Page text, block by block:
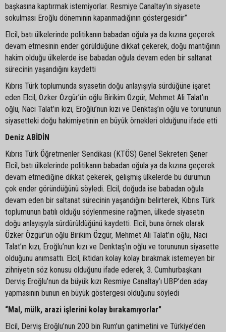
başkasına kaptırmak istemiyorlar. Resmiye Canaltay’ın siyasete
sokulması Eroğlu döneminin kapanmadığının göstergesidir”
Elcil, batı ülkelerinde politikanın babadan oğula ya da kızına geçerek
devam etmesinin ender görüldüğüne dikkat çekerek, doğu mantığının
hakim olduğu ülkelerde ise babadan oğula devam eden bir saltanat
sürecinin yaşandığını kaydetti
Kıbrıs Türk toplumunda siyasetin doğu anlayışıyla sürdüğüne işaret
eden Elcil, Özker Özgür’ün oğlu Birikim Özgür, Mehmet Ali Talat’ın
oğlu, Naci Talat’ın kızı, Eroğlu’nun kızı ve Denktaş’ın oğlu ve torununun
siyasetteki doğu hakimiyetinin en büyük örnekleri olduğunu ifade etti
Deniz ABİDİN
Kıbrıs Türk Öğretmenler Sendikası (KTÖS) Genel Sekreteri Şener
Elcil, batı ülkelerinde politikanın babadan oğula ya da kızına geçerek
devam etmediğine dikkat çekerek, gelişmiş ülkelerde bu durumun
çok ender göründüğünü söyledi. Elcil, doğuda ise babadan oğula
devam eden bir saltanat sürecinin yaşandığını belirterek, Kıbrıs Türk
toplumunun batılı olduğu söylenmesine rağmen, ülkede siyasetin
doğu anlayışıyla sürdürüldüğünü kaydetti. Elcil, buna örnek olarak
Özker Özgür’ün oğlu Birikim Özgür, Mehmet Ali Talat’ın oğlu, Naci
Talat’ın kızı, Eroğlu’nun kızı ve Denktaş’ın oğlu ve torununun siyasette
olduğunu anımsattı. Elcil, iktidarı kolay kolay bırakmak istemeyen bir
zihniyetin söz konusu olduğunu ifade ederek, 3. Cumhurbaşkanı
Derviş Eroğlu’nun da büyük kızı Resmiye Canaltay’ı UBP’den aday
yapmasının bunun en büyük göstergesi olduğunu söyledi
“Mal, mülk, arazi işlerini kolay bırakamıyorlar”
Elcil, Derviş Eroğlu’nun 200 bin Rum’un ganimetini ve Türkiye’den